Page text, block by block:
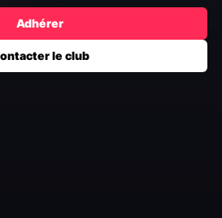
Adhérer
le club